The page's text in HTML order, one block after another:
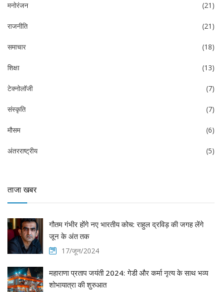
मनोरंजन (21)
राजनीति (21)
समाचार (18)
शिक्षा (13)
टेक्नोलॉजी (7)
संस्कृति (7)
मौसम (6)
अंतरराष्ट्रीय (5)
ताजा खबर
गौतम गंभीर होंगे नए भारतीय कोच: राहुल द्रविड़ की जगह लेंगे
जून के अंत तक
17/जून/2024
महाराणा प्रताप जयंती 2024: गेडी और कर्मा नृत्य के साथ भव्य
शोभायात्रा की शुरुआत